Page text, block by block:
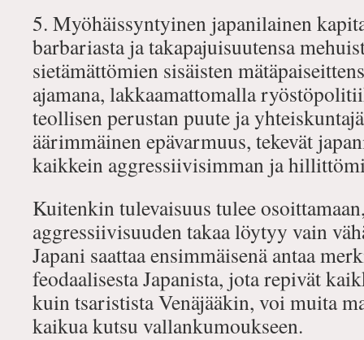
5. Myöhäissyntyinen japanilainen
barbariasta ja takapajuisuutensa
sietämättömien sisäisten
ajamana, lakkaamattomalla
teollisen perustan puute ja
äärimmäinen epävarmuus, tekevät
kaikkein aggressiivisimman ja
Kuitenkin tulevaisuus tulee
aggressiivisuuden takaa löytyy vain
Japani saattaa ensimmäisenä antaa
feodaalisesta Japanista, jota repivät
kuin tsaristista Venäjääkin, voi muita
kaikua kutsu vallankumoukseen.